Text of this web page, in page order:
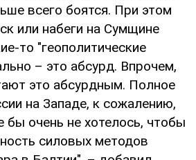
всего боятся. При этом
или набеги на Сумщине
то "геополитические
– это абсурд. Впрочем,
это абсурдным. Полное
на Западе, к сожалению,
бы очень не хотелось, чтобы
силовых методов